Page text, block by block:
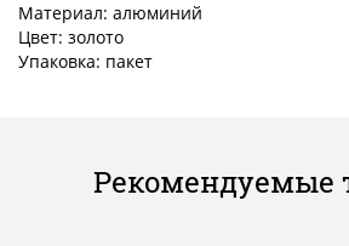
Материал: алюминий
Цвет: золото
Упаковка: пакет
Рекомендуемые